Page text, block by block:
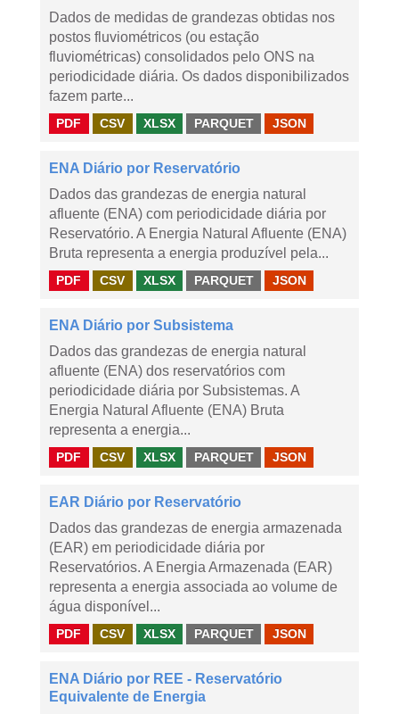
Dados de medidas de grandezas obtidas nos
postos fluviométricos (ou estação
fluviométricas) consolidados pelo ONS na
periodicidade diária. Os dados disponibilizados
fazem parte...
PDF CSV XLSX PARQUET JSON
ENA Diário por Reservatório
Dados das grandezas de energia natural
afluente (ENA) com periodicidade diária por
Reservatório. A Energia Natural Afluente (ENA)
Bruta representa a energia produzível pela...
PDF CSV XLSX PARQUET JSON
ENA Diário por Subsistema
Dados das grandezas de energia natural
afluente (ENA) dos reservatórios com
periodicidade diária por Subsistemas. A
Energia Natural Afluente (ENA) Bruta
representa a energia...
PDF CSV XLSX PARQUET JSON
EAR Diário por Reservatório
Dados das grandezas de energia armazenada
(EAR) em periodicidade diária por
Reservatórios. A Energia Armazenada (EAR)
representa a energia associada ao volume de
água disponível...
PDF CSV XLSX PARQUET JSON
ENA Diário por REE - Reservatório
Equivalente de Energia